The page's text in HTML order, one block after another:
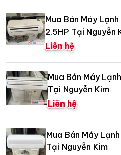
Mua Bán Máy
2.5HP Tại Nguyễn
Liên hệ
Mua Bán Máy
Tại Nguyễn Kim
Liên hệ
Mua Bán Máy
Tại Nguyễn Kim